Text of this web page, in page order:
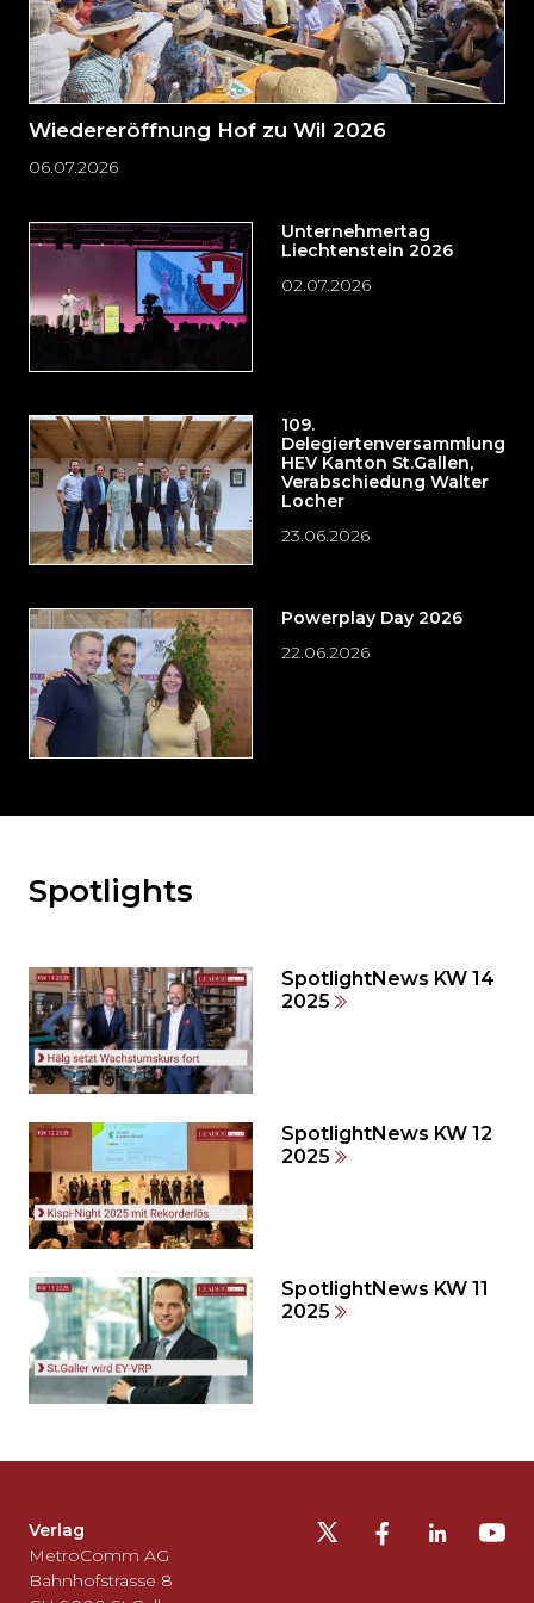
Wiedereröffnung Hof zu Wil 2026
06.07.2026
Unternehmertag
Liechtenstein 2026
02.07.2026
109.
Delegiertenversammlung
HEV Kanton St.Gallen,
Verabschiedung Walter
Locher
23.06.2026
Powerplay Day 2026
22.06.2026
Möchten
den
weiteren
Inhalt
auslassen
und
zum
Seitenende
springen?
Spotlights
SpotlightNews KW 14
2025
SpotlightNews KW 12
2025
SpotlightNews KW 11
2025
auslassen
und
zurück
Verlag
MetroComm AG
Bahnhofstrasse 8